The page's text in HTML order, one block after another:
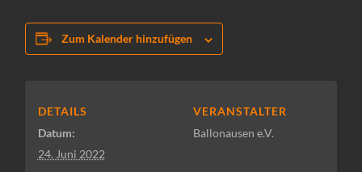
Zum Kalender hinzufügen
DETAILS
Datum:
24. Juni 2022
VERANSTALTER
Ballonausen e.V.